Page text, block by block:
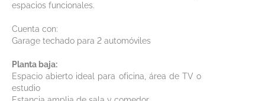
espacios funcionales.
Cuenta con:
Garage techado para 2 automóviles
Planta baja:
Espacio abierto ideal para oficina, área de TV o
estudio